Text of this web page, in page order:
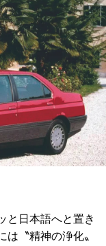
と日本語へと置き
〝精神の浄化〟